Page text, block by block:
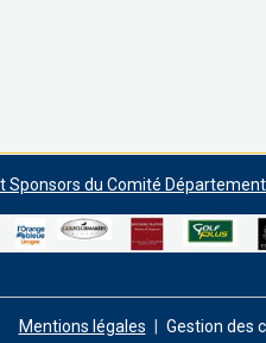
du Comité
Mentions légales Gestion des